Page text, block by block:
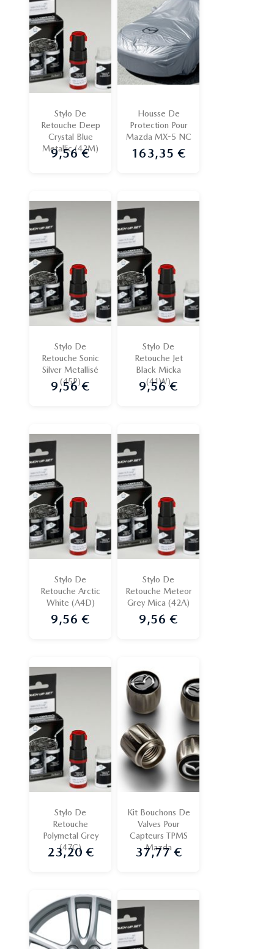
Stylo De
Retouche Deep
Crystal Blue
Metallic (42M)
Prix
9,56 €
Housse De
Protection Pour
Mazda MX-5 NC
Prix
163,35 €
Stylo De
Retouche Sonic
Silver Metallisé
(45P)
Prix
9,56 €
Stylo De
Retouche Jet
Black Micka
(41W)
Prix
9,56 €
Stylo De
Retouche Arctic
White (A4D)
Prix
9,56 €
Stylo De
Retouche Meteor
Grey Mica (42A)
Prix
9,56 €
Stylo De
Retouche
Polymetal Grey
(47C)
Prix
23,20 €
Kit Bouchons De
Valves Pour
Capteurs TPMS
Mazda
Prix
37,77 €